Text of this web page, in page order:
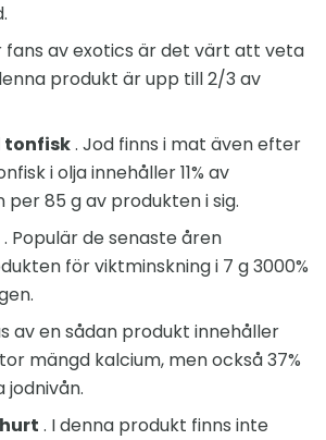
fans av exotics är det värt att veta
produkt är upp till 2/3 av
tonfisk. Jod finns i mat även efter
i olja innehåller 11% av
per 85 g av produkten i sig.
. Populär de senaste åren
för viktminskning i 7 g 3000%
av en sådan produkt innehåller
mängd kalcium, men också 37%
jodnivån.
. I denna produkt finns inte